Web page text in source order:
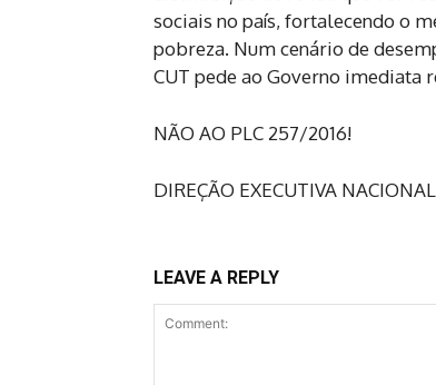
sociais no país, fortalecendo o
pobreza. Num cenário de
CUT pede ao Governo imediata
NÃO AO PLC 257/2016!
DIREÇÃO EXECUTIVA
LEAVE A REPLY